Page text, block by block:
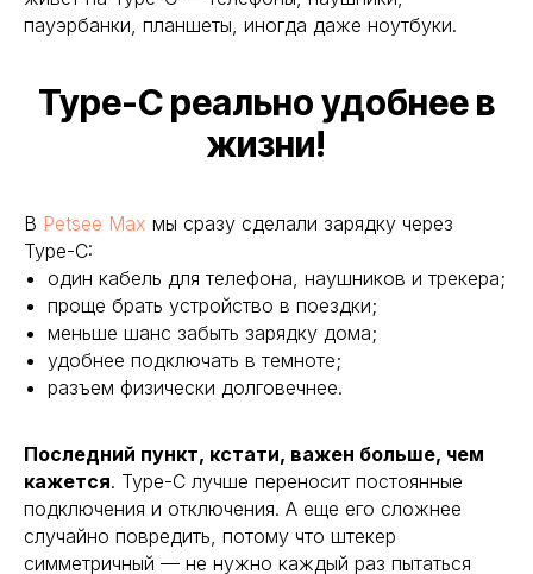
пауэрбанки, планшеты, иногда даже ноутбуки.
Type-C реально удобнее в
жизни!
В Petsee Max мы сразу сделали зарядку через
Type-C:
один кабель для телефона, наушников и трекера;
проще брать устройство в поездки;
меньше шанс забыть зарядку дома;
удобнее подключать в темноте;
разъем физически долговечнее.
Последний пункт, кстати, важен больше, чем
кажется. Type-C лучше переносит постоянные
подключения и отключения. А еще его сложнее
случайно повредить, потому что штекер
симметричный — не нужно каждый раз пытаться